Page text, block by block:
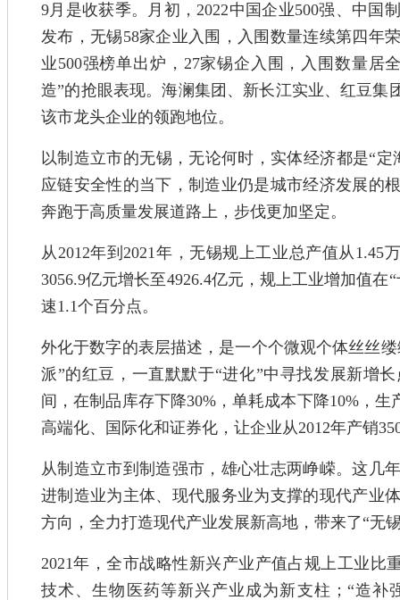
9月是收获季。月初，2022中国企业500强、中国
发布，无锡58家企业入围，入围数量连续第四年
业500强榜单出炉，27家锡企入围，入围数量居
造”的抢眼表现。海澜集团、新长江实业、红豆集
该市龙头企业的领跑地位。
以制造立市的无锡，无论何时，实体经济都是“
应链安全性的当下，制造业仍是城市经济发展的
奔跑于高质量发展道路上，步伐更加坚定。
从2012年到2021年，无锡规上工业总产值从1.45
3056.9亿元增长至4926.4亿元，规上工业增加值在
速1.1个百分点。
外化于数字的表层描述，是一个个微观个体丝丝
派”的红豆，一直默默于“进化”中寻找发展新增
间，在制品库存下降30%，单耗成本下降10%，
高端化、国际化和证券化，让企业从2012年产销
从制造立市到制造强市，雄心壮志两峥嵘。这几
进制造业为主体、现代服务业为支撑的现代产业
方向，全力打造现代产业发展新高地，带来了“无
2021年，全市战略性新兴产业产值占规上工业比
技术、生物医药等新兴产业成为新支柱；“造补